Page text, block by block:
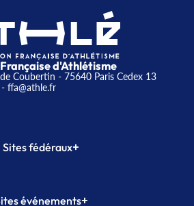
d'Athlétisme
Coubertin - 75640 Paris Cedex 13
ffa@athle.fr
Sites fédéraux+
événements+